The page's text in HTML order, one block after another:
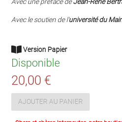
Avec le soutien de l'université du
Version Papier
Disponible
20,00 €
AJOUTER AU PANIER